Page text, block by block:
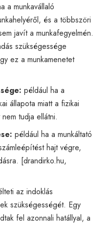
a munkavállaló
és a többszöri
javít a munkafegyelmén.
szükségessége
ez a munkamenetet
például ha a
állapota miatt a fizikai
tudja ellátni.
például ha a munkáltató
hajt végre,
[drandirko.hu,
az indoklás
szükségességét. Egy
fel azonnali hatállyal, a